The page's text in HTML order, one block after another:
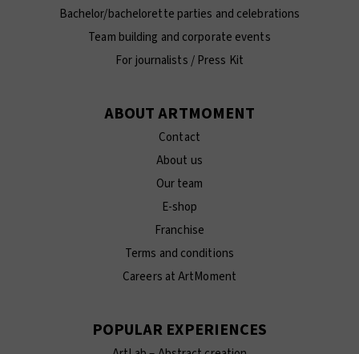
Bachelor/bachelorette parties and celebrations
Team building and corporate events
For journalists / Press Kit
ABOUT ARTMOMENT
Contact
About us
Our team
E-shop
Franchise
Terms and conditions
Careers at ArtMoment
POPULAR EXPERIENCES